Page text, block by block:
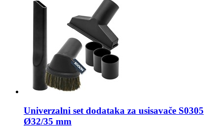
Univerzalni set dodataka za usisavače S0305
Ø32/35 mm